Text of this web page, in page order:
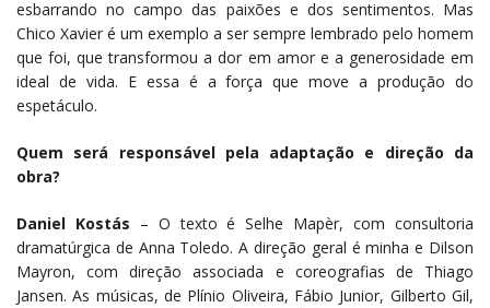
esbarrando no campo das paixões e dos sentimentos. Mas
Chico Xavier é um exemplo a ser sempre lembrado pelo homem
que foi, que transformou a dor em amor e a generosidade em
ideal de vida. E essa é a força que move a produção do
espetáculo.
Quem será responsável pela adaptação e direção da
obra?
Daniel Kostás – O texto é Selhe Mapèr, com consultoria
dramatúrgica de Anna Toledo. A direção geral é minha e Dilson
Mayron, com direção associada e coreografias de Thiago
Jansen. As músicas, de Plínio Oliveira, Fábio Junior, Gilberto Gil,